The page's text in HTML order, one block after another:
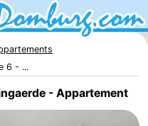
6 - ...
- Appartement